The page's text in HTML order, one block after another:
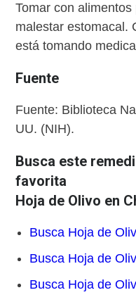
Tomar con
malestar estomacal.
está tomando
Fuente
Fuente: Biblioteca
UU. (NIH).
Busca este
favorita
Hoja de Olivo en
Busca Hoja de
Busca Hoja de
Busca Hoja de